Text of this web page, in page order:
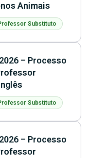
Animais
Substituto
– Processo
Substituto
– Processo